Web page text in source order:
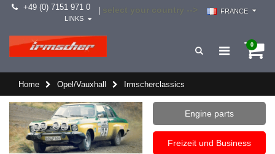
+49 (0) 7151 971 0
FRANCE
LINKS
0
Home Opel/Vauxhall Irmscherclassics
Engine parts
Freizeit und Business